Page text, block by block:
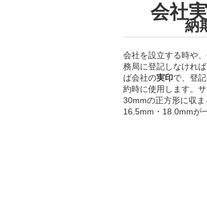
会社
納
会社を設立する時や
務局に登記しなけれ
ば会社の実印で、登
約時に使用します。
30mmの正方形に収
16.5mm・18.0mmが